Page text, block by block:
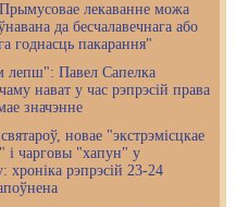
лекаванне можа
да бесчалавечнага або
годнасць пакарання"
лепш": Павел Сапелка
нават у час рэпрэсій права
значэнне
новае "экстрэмісцкае
і чарговы "хапун" у
хроніка рэпрэсій 23-24